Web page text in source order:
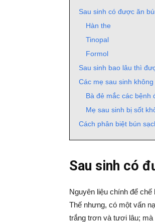
Sau sinh có được ăn
Hàn the
Tinopal
Formol
Sau sinh bao lâu thì
Các mẹ sau sinh
Bà đẻ mắc các bệnh
Mẹ sau sinh bị sốt
Cách phân biệt bún
Sau sinh có
Nguyên liệu chính để
Thế nhưng, có một vấn
trắng trơn và tươi lâu; mà